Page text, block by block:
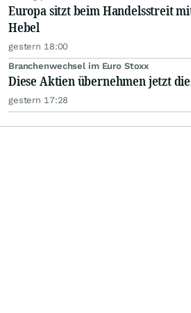
Europa sitzt beim Handelsstreit
Hebel
gestern 18:00
Branchenwechsel im Euro Stoxx
Diese Aktien übernehmen jetzt
gestern 17:28